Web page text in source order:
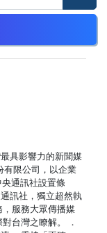
具影響力的新聞媒
有限公司，以企業
通訊社設置條
訊社，獨立超然執
服務大眾傳播媒
台灣之瞭解。 ．